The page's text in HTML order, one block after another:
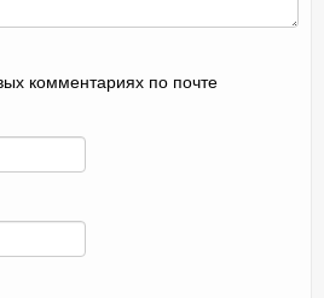
комментариях по почте